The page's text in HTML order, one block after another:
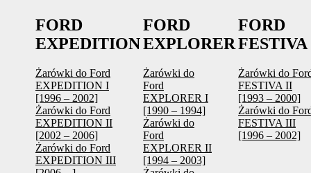
FORD
EXPEDITION
Żarówki do Ford
EXPEDITION I
[1996 – 2002]
Żarówki do Ford
EXPEDITION II
[2002 – 2006]
Żarówki do Ford
EXPEDITION III
FORD
EXPLORER
Żarówki do
Ford
EXPLORER I
[1990 – 1994]
Żarówki do
Ford
EXPLORER II
[1994 – 2003]
FORD
FESTIVA
Żarówki do
FESTIVA II
[1993 – 2000]
Żarówki do
FESTIVA III
[1996 – 2002]